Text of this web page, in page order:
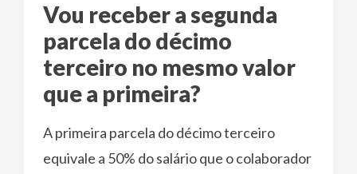
Vou receber a segunda
parcela do décimo
terceiro no mesmo valor
que a primeira?
A primeira parcela do décimo terceiro
equivale a 50% do salário que o colaborador